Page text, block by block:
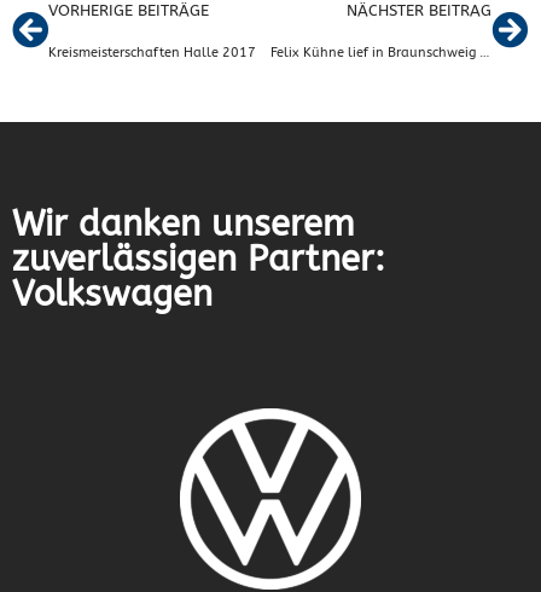
VORHERIGE BEITRÄGE
Kreismeisterschaften Halle 2017
NÄCHSTER BEITRAG
Felix Kühne lief in Braunschweig und Rudi Schmidt in Los Angeles
Wir danken unserem
zuverlässigen Partner:
Volkswagen